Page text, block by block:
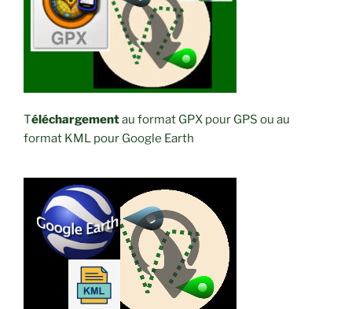
Téléchargementau format GPX pour GPS ou au
format KML pour Google Earth